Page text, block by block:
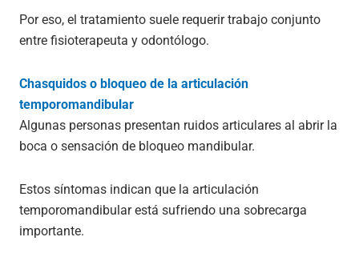
Por eso, el tratamiento suele requerir trabajo conjunto
entre fisioterapeuta y odontólogo.
Chasquidos o bloqueo de la articulación
temporomandibular
Algunas personas presentan ruidos articulares al abrir la
boca o sensación de bloqueo mandibular.
Estos síntomas indican que la articulación
temporomandibular está sufriendo una sobrecarga
importante.